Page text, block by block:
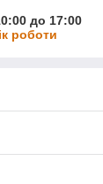
до 17:00
роботи